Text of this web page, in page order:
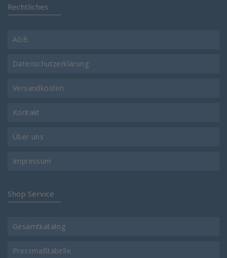
Rechtliches
AGB
Datenschutzerklärung
Versandkosten
Kontakt
Über uns
Impressum
Shop Service
Gesamtkatalog
Pressmaßtabelle